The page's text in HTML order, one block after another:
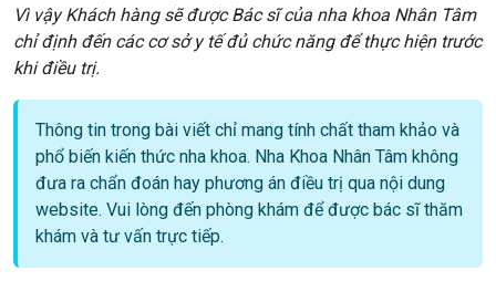
Vì vậy Khách hàng sẽ được Bác sĩ của nha khoa Nhân Tâm
chỉ định đến các cơ sở y tế đủ chức năng để thực hiện trước
khi điều trị.
Thông tin trong bài viết chỉ mang tính chất tham khảo và
phổ biến kiến thức nha khoa. Nha Khoa Nhân Tâm không
đưa ra chẩn đoán hay phương án điều trị qua nội dung
website. Vui lòng đến phòng khám để được bác sĩ thăm
khám và tư vấn trực tiếp.